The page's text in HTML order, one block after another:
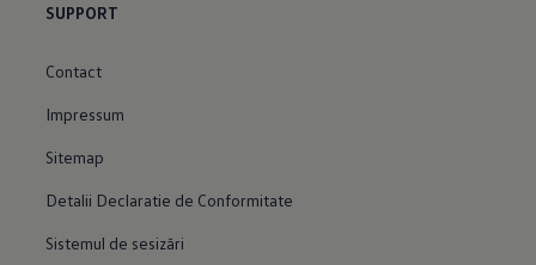
SUPPORT
Contact
Impressum
Sitemap
Detalii Declaratie de Conformitate
Sistemul de sesizări